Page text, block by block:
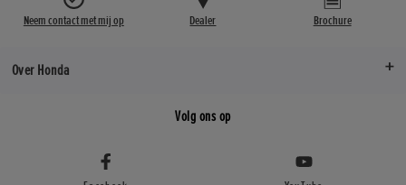
Neem contact met mij op Dealer Brochure
Over Honda
Volg ons op